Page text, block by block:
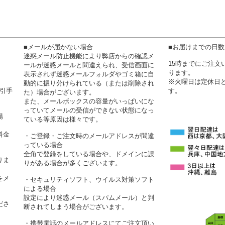
手
金
ま
メ
さ
■メールが届かない場合
迷惑メール防止機能により弊店からの確認メ
ールが迷惑メールと間違えられ、受信画面に
表示されず迷惑メールフォルダやゴミ箱に自
動的に振り分けられている（または削除され
た）場合がございます。
また、メールボックスの容量がいっぱいにな
っていてメールの受信ができない状態になっ
ている等原因は様々です。
・ご登録・ご注文時のメールアドレスが間違
っている場合
全角で登録をしている場合や、ドメインに誤
りがある場合が多くございます。
・セキュリティソフト、ウイルス対策ソフト
による場合
設定により迷惑メール（スパムメール）と判
断されてしまう場合がございます。
・携帯電話のメールアドレスにてご注文頂い
■お届けまでの日
15時までにご注文
ります。
※火曜日は定休日
す。